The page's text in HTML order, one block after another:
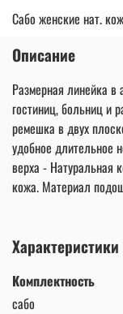
Сабо женские нат.
Описание
Размерная линейка в
гостиниц, больниц и
ремешка в двух
удобное длительное
верха - Натуральная
кожа. Материал
Характеристики
Комплектность
сабо